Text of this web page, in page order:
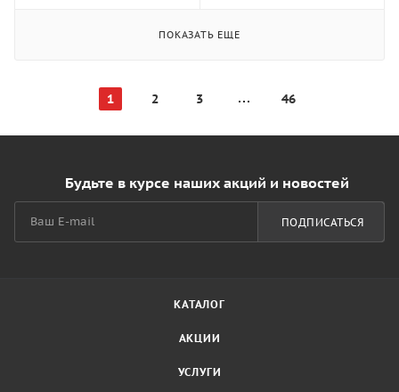
ПОКАЗАТЬ ЕЩЕ
1 2 3 46
Будьте в курсе наших акций и новостей
ПОДПИСАТЬСЯ
КАТАЛОГ
АКЦИИ
УСЛУГИ